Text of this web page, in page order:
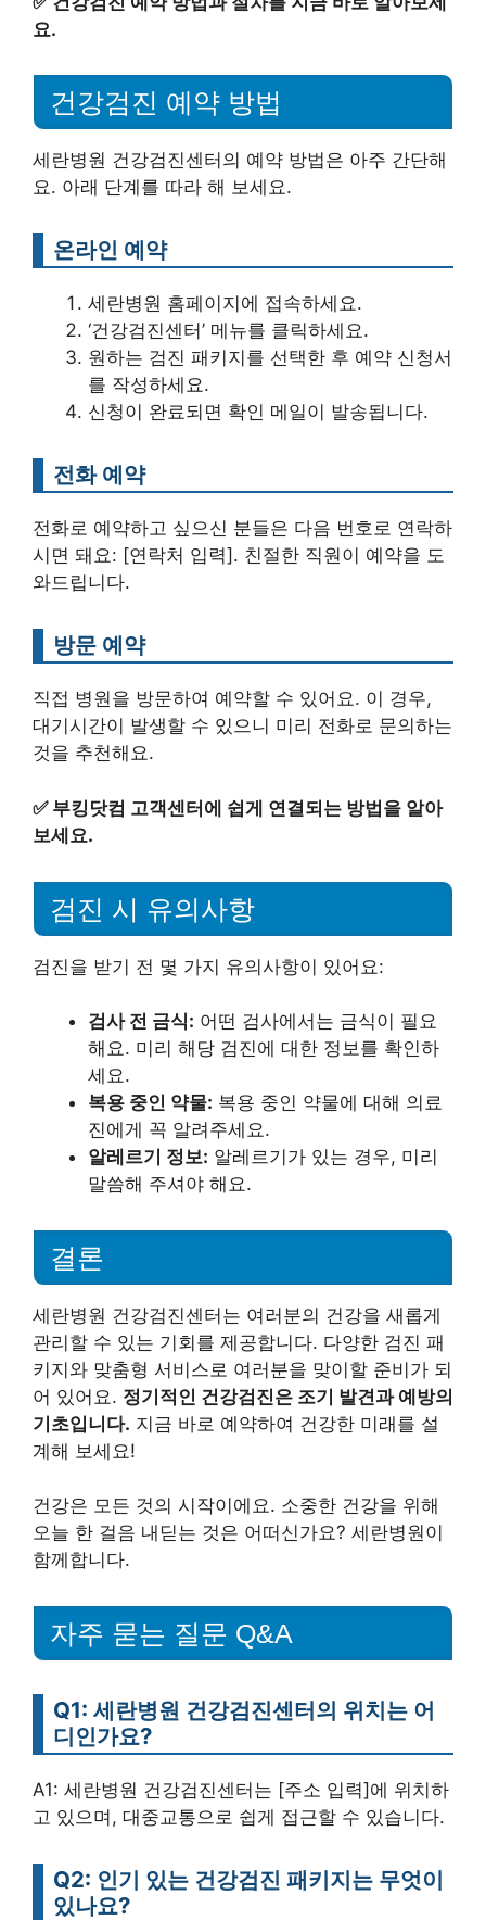
요.
건강검진 예약 방법
세란병원 건강검진센터의 예약 방법은 아주 간단해
요. 아래 단계를 따라 해 보세요.
온라인 예약
세란병원 홈페이지에 접속하세요.
‘건강검진센터’ 메뉴를 클릭하세요.
원하는 검진 패키지를 선택한 후 예약 신청서
를 작성하세요.
신청이 완료되면 확인 메일이 발송됩니다.
전화 예약
전화로 예약하고 싶으신 분들은 다음 번호로 연락하
시면 돼요: [연락처 입력]. 친절한 직원이 예약을 도
와드립니다.
방문 예약
직접 병원을 방문하여 예약할 수 있어요. 이 경우,
대기시간이 발생할 수 있으니 미리 전화로 문의하는
것을 추천해요.
✅ 부킹닷컴 고객센터에 쉽게 연결되는 방법을 알아
보세요.
검진 시 유의사항
검진을 받기 전 몇 가지 유의사항이 있어요:
검사 전 금식: 어떤 검사에서는 금식이 필요
해요. 미리 해당 검진에 대한 정보를 확인하
세요.
복용 중인 약물: 복용 중인 약물에 대해 의료
진에게 꼭 알려주세요.
알레르기 정보: 알레르기가 있는 경우, 미리
말씀해 주셔야 해요.
결론
세란병원 건강검진센터는 여러분의 건강을 새롭게
관리할 수 있는 기회를 제공합니다. 다양한 검진 패
키지와 맞춤형 서비스로 여러분을 맞이할 준비가 되
어 있어요. 정기적인 건강검진은 조기 발견과 예방의
기초입니다. 지금 바로 예약하여 건강한 미래를 설
계해 보세요!
건강은 모든 것의 시작이에요. 소중한 건강을 위해
오늘 한 걸음 내딛는 것은 어떠신가요? 세란병원이
함께합니다.
자주 묻는 질문 Q&A
Q1: 세란병원 건강검진센터의 위치는 어
디인가요?
A1: 세란병원 건강검진센터는 [주소 입력]에 위치하
고 있으며, 대중교통으로 쉽게 접근할 수 있습니다.
Q2: 인기 있는 건강검진 패키지는 무엇이
있나요?